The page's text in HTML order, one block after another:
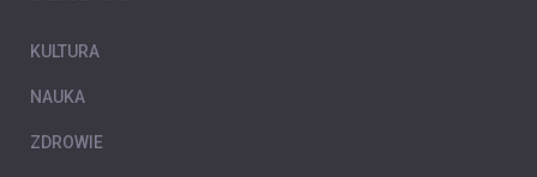
KULTURA
NAUKA
ZDROWIE